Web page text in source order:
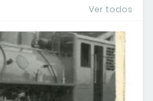
Ver todos